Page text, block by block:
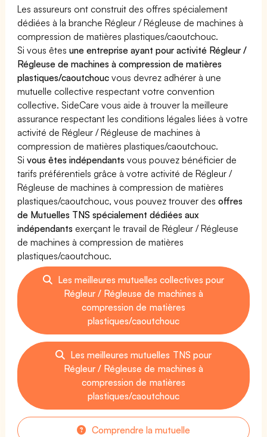
Les assureurs ont construit des offres spécialement
dédiées à la branche Régleur / Régleuse de machines à
compression de matières plastiques/caoutchouc.
Si vous êtesune entreprise ayant pour activité Régleur /
Régleuse de machines à compression de matières
plastiques/caoutchouc vous devrez adhérer à une
mutuelle collective respectant votre convention
collective. SideCare vous aide à trouver la meilleure
assurance respectant les conditions légales liées à votre
activité de Régleur / Régleuse de machines à
compression de matières plastiques/caoutchouc.
Sivous êtes indépendants vous pouvez bénéficier de
tarifs préférentiels grâce à votre activité de Régleur /
Régleuse de machines à compression de matières
plastiques/caoutchouc, vous pouvez trouver desoffres
de Mutuelles TNS spécialement dédiées aux
indépendants exerçant le travail de Régleur / Régleuse
de machines à compression de matières
plastiques/caoutchouc.
Les meilleures mutuelles collectives pour
Régleur / Régleuse de machines à
compression de matières
plastiques/caoutchouc
Les meilleures mutuelles TNS pour
Régleur / Régleuse de machines à
compression de matières
plastiques/caoutchouc
Comprendre la mutuelle